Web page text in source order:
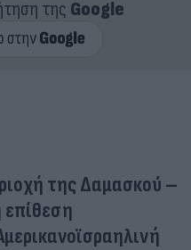
της Google
της Δαμασκού –
επίθεση